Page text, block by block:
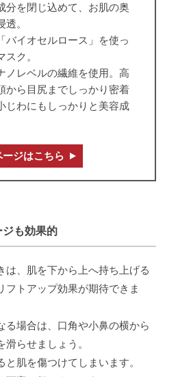
分を閉じ込めて、お肌の奥
。
バイオセルロース」を使っ
ク。
ノレベルの繊維を使用。高
から目尻までしっかり密着
じわにもしっかりと美容成
ジはこちら
ジも効果的
は、肌を下から上へ持ち上げる
フトアップ効果が期待できま
る場合は、口角や小鼻の横から
らせましょう。
肌を傷つけてしまいます。